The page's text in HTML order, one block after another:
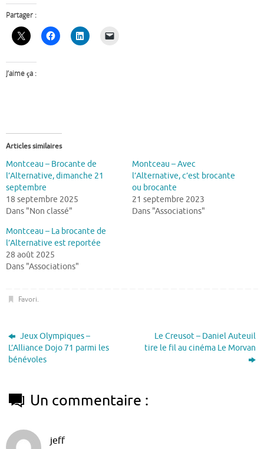
Partager :
J’aime ça :
Articles similaires
Montceau – Brocante de
l’Alternative, dimanche 21
septembre
18 septembre 2025
Dans "Non classé"
Montceau – Avec
l’Alternative, c’est brocante
ou brocante
21 septembre 2023
Dans "Associations"
Montceau – La brocante de
l’Alternative est reportée
28 août 2025
Dans "Associations"
Favori.
Jeux Olympiques –
L’Alliance Dojo 71 parmi les
bénévoles
Le Creusot – Daniel Auteuil
tire le fil au cinéma Le Morvan
Un commentaire :
jeff